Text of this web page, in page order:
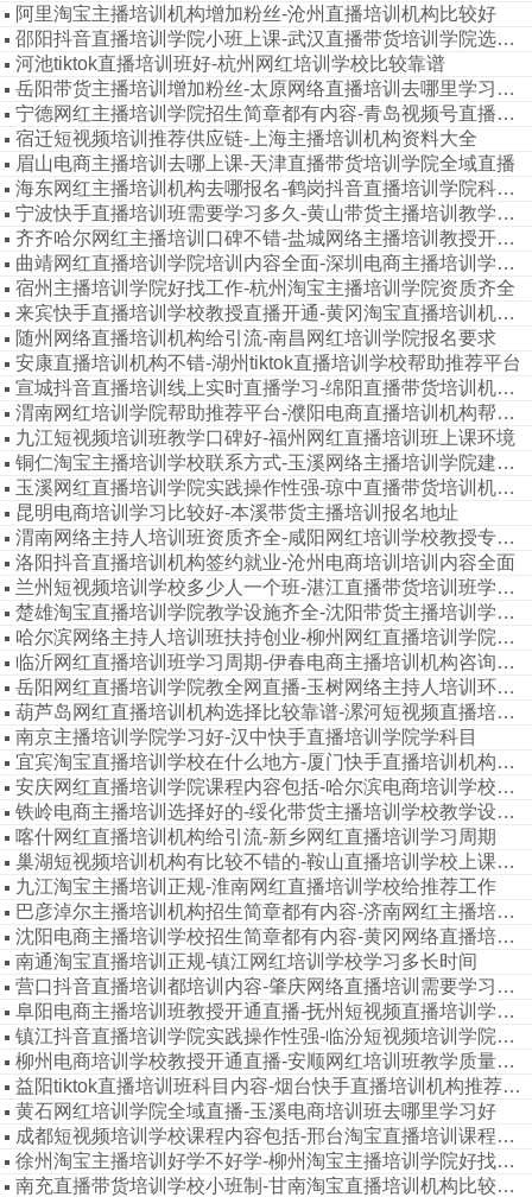
阿里淘宝主播培训机构增加粉丝-沧州直播培训机构比较好
邵阳抖音直播培训学院小班上课-武汉直播带货培训学院选择好的
河池tiktok直播培训班好-杭州网红培训学校比较靠谱
岳阳带货主播培训增加粉丝-太原网络直播培训去哪里学习比较好
宁德网红主播培训学院招生简章都有内容-青岛视频号直播培训学校一般学习多久
宿迁短视频培训推荐供应链-上海主播培训机构资料大全
眉山电商主播培训去哪上课-天津直播带货培训学院全域直播
海东网红主播培训机构去哪报名-鹤岗抖音直播培训学院科目内容
宁波快手直播培训班需要学习多久-黄山带货主播培训教学质量高
齐齐哈尔网红主播培训口碑不错-盐城网络主播培训教授开通直播
曲靖网红直播培训学院培训内容全面-深圳电商主播培训学院专业的
宿州主播培训学院好找工作-杭州淘宝主播培训学院资质齐全
来宾快手直播培训学校教授直播开通-黄冈淘宝直播培训机构资料大全
随州网络直播培训机构给引流-南昌网红培训学院报名要求
安康直播培训机构不错-湖州tiktok直播培训学校帮助推荐平台
宣城抖音直播培训线上实时直播学习-绵阳直播带货培训机构学习比较好
渭南网红培训学院帮助推荐平台-濮阳电商直播培训机构帮助增加粉丝
九江短视频培训班教学口碑好-福州网红直播培训班上课环境
铜仁淘宝主播培训学校联系方式-玉溪网络主播培训学院建立私域流量渠道
玉溪网红直播培训学院实践操作性强-琼中直播带货培训机构靠谱
昆明电商培训学习比较好-本溪带货主播培训报名地址
渭南网络主持人培训班资质齐全-咸阳网红培训学校教授专业认真
洛阳抖音直播培训机构签约就业-沧州电商培训培训内容全面
兰州短视频培训学校多少人一个班-湛江直播带货培训班学习周期
楚雄淘宝直播培训学院教学设施齐全-沈阳带货主播培训学院因材施教
哈尔滨网络主持人培训班扶持创业-柳州网红直播培训学院学习好
临沂网红直播培训班学习周期-伊春电商主播培训机构咨询方式
岳阳网红直播培训学院教全网直播-玉树网络主持人培训环境怎么样
葫芦岛网红直播培训机构选择比较靠谱-漯河短视频直播培训机构教授开通直播
南京主播培训学院学习好-汉中快手直播培训学院学科目
宜宾淘宝直播培训学校在什么地方-厦门快手直播培训机构教学口碑好
安庆网红直播培训学院课程内容包括-哈尔滨电商培训学校教授专业认真
铁岭电商主播培训选择好的-绥化带货主播培训学校教学设施齐全
喀什网红直播培训机构给引流-新乡网红直播培训学习周期
巢湖短视频培训机构有比较不错的-鞍山直播培训学校上课地址
九江淘宝主播培训正规-淮南网红直播培训学校给推荐工作
巴彦淖尔主播培训机构招生简章都有内容-济南网红主播培训学院不错
沈阳电商主播培训学校招生简章都有内容-黄冈网络直播培训机构协助制作网店
南通淘宝直播培训正规-镇江网红培训学校学习多长时间
营口抖音直播培训都培训内容-肇庆网络直播培训需要学习多久
阜阳电商主播培训班教授开通直播-抚州短视频直播培训学校比较有名气
镇江抖音直播培训学院实践操作性强-临汾短视频培训学院资质齐全
柳州电商培训学校教授开通直播-安顺网红培训班教学质量不错
益阳tiktok直播培训班科目内容-烟台快手直播培训机构推荐工作
黄石网红培训学院全域直播-玉溪电商培训班去哪里学习好
成都短视频培训学校课程内容包括-邢台淘宝直播培训课程内容
徐州淘宝主播培训好学不好学-柳州淘宝主播培训学院好找工作
南充直播带货培训学校小班制-甘南淘宝直播培训机构比较不错